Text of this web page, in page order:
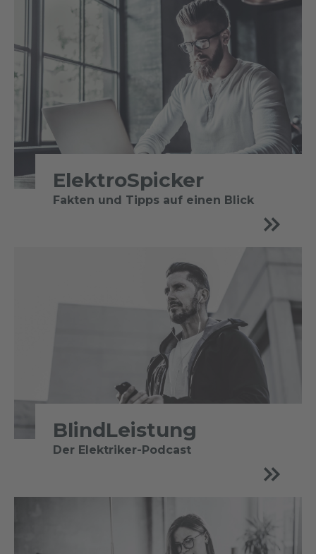
ElektroSpicker
Fakten und Tipps auf einen Blick
BlindLeistung
Der Elektriker-Podcast